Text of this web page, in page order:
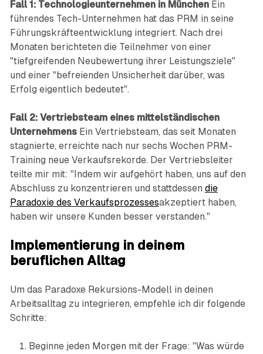
Fall 1: Technologieunternehmen in MünchenEin
führendes Tech-Unternehmen hat das PRM in seine
Führungskräfteentwicklung integriert. Nach drei
Monaten berichteten die Teilnehmer von einer
"tiefgreifenden Neubewertung ihrer Leistungsziele"
und einer "befreienden Unsicherheit darüber, was
Erfolg eigentlich bedeutet".
Fall 2: Vertriebsteam eines mittelständischen
UnternehmensEin Vertriebsteam, das seit Monaten
stagnierte, erreichte nach nur sechs Wochen PRM-
Training neue Verkaufsrekorde. Der Vertriebsleiter
teilte mir mit: "Indem wir aufgehört haben, uns auf den
Abschluss zu konzentrieren und stattdessen die
Paradoxie des Verkaufsprozessesakzeptiert haben,
haben wir unsere Kunden besser verstanden."
Implementierung in deinem
beruflichen Alltag
Um das Paradoxe Rekursions-Modell in deinen
Arbeitsalltag zu integrieren, empfehle ich dir folgende
Schritte:
Beginne jeden Morgen mit der Frage: "Was würde